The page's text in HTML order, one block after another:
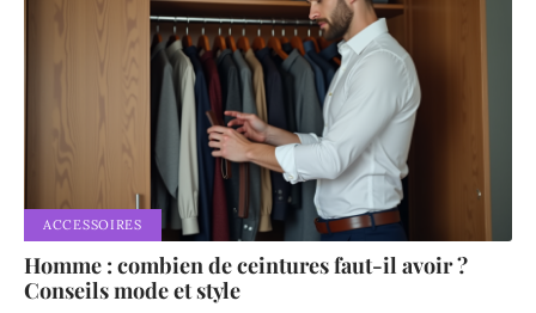
ACCESSOIRES
Homme : combien de ceintures faut-il avoir ?
Conseils mode et style